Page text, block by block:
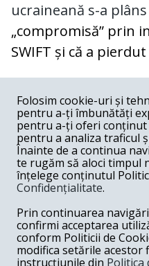
ucraineană s-a plâns
„compromisă” prin
SWIFT și că a
COMENTARII
Nume
Email
Folosim cookie-uri și
pentru a-ți îmbunătăți
pentru a-ți oferi conținut
pentru a analiza traficul
Înainte de a continua
te rugăm să aloci timpul
înțelege conținutul
Confidențialitate.
Prin continuarea
confirmi acceptarea
conform Politicii de
modifica setările acestor
instrucțiunile din Politica